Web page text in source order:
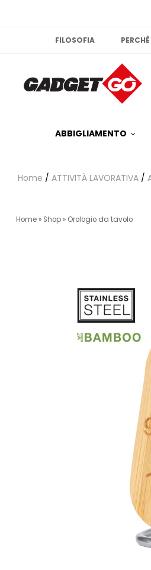
FILOSOFIA
ABBIGLIAMENTO
Home / ATTIVITÀ LAVORATIVA /
Home » Shop » Orologio da tavolo